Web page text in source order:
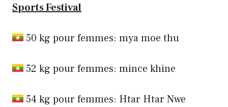
Sports Festival
50 kg pour femmes: mya moe thu
52 kg pour femmes: mince khine
54 kg pour femmes: Htar Htar Nwe